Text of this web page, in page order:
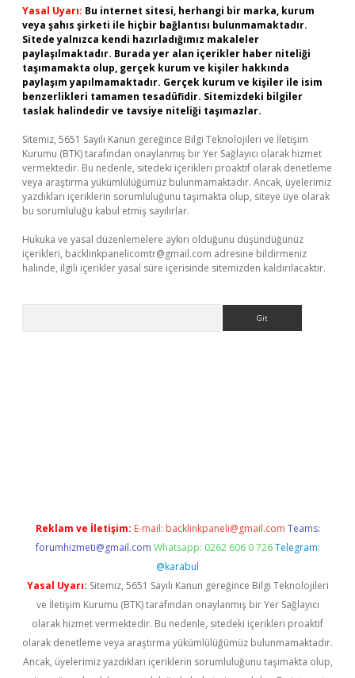
Yasal Uyarı: Bu internet sitesi, herhangi bir marka, kurum
veya şahıs şirketi ile hiçbir bağlantısı bulunmamaktadır.
Sitede yalnızca kendi hazırladığımız makaleler
paylaşılmaktadır. Burada yer alan içerikler haber niteliği
taşımamakta olup, gerçek kurum ve kişiler hakkında
paylaşım yapılmamaktadır. Gerçek kurum ve kişiler ile isim
benzerlikleri tamamen tesadüfidir. Sitemizdeki bilgiler
taslak halindedir ve tavsiye niteliği taşımazlar.
Sitemiz, 5651 Sayılı Kanun gereğince Bilgi Teknolojileri ve İletişim
Kurumu (BTK) tarafından onaylanmış bir Yer Sağlayıcı olarak hizmet
vermektedir. Bu nedenle, sitedeki içerikleri proaktif olarak denetleme
veya araştırma yükümlülüğümüz bulunmamaktadır. Ancak, üyelerimiz
yazdıkları içeriklerin sorumluluğunu taşımakta olup, siteye üye olarak
bu sorumluluğu kabul etmiş sayılırlar.
Hukuka ve yasal düzenlemelere aykırı olduğunu düşündüğünüz
içerikleri, backlinkpanelicomtr@gmail.com adresine bildirmeniz
halinde, ilgili içerikler yasal süre içerisinde sitemizden kaldırılacaktır.
Reklam ve İletişim: E-mail: backlinkpaneli@gmail.com Teams:
forumhizmeti@gmail.com Whatsapp: 0262 606 0 726 Telegram:
@karabul
Yasal Uyarı: Sitemiz, 5651 Sayılı Kanun gereğince Bilgi Teknolojileri
ve İletişim Kurumu (BTK) tarafından onaylanmış bir Yer Sağlayıcı
olarak hizmet vermektedir. Bu nedenle, sitedeki içerikleri proaktif
olarak denetleme veya araştırma yükümlülüğümüz bulunmamaktadır.
Ancak, üyelerimiz yazdıkları içeriklerin sorumluluğunu taşımakta olup,